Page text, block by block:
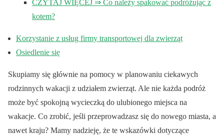
CZYTAJ WIĘCEJ ⇒ Co należy spakować podróżując z
kotem?
Korzystanie z usług firmy transportowej dla zwierząt
Osiedlenie się
Skupiamy się głównie na pomocy w planowaniu ciekawych
rodzinnych wakacji z udziałem zwierząt. Ale nie każda podróż
może być spokojną wycieczką do ulubionego miejsca na
wakacje. Co zrobić, jeśli przeprowadzasz się do nowego miasta, a
nawet kraju? Mamy nadzieję, że te wskazówki dotyczące